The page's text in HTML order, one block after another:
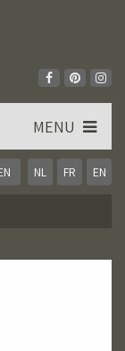
NL FR EN
MENU